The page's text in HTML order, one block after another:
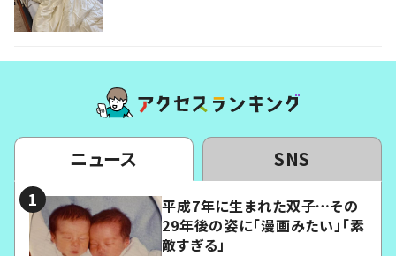
ニュース SNS
平成7年に生まれた双子…その
29年後の姿に「漫画みたい」「素
敵すぎる」